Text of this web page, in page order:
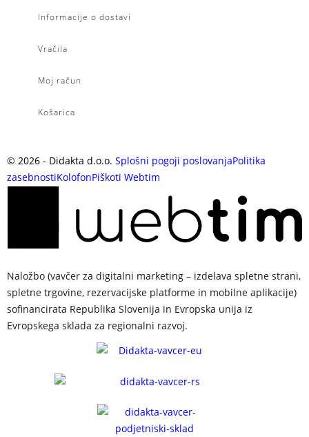
Informacije o dostavi
Vračila
Moj račun
Košarica
© 2026 - Didakta d.o.o. Splošni pogoji poslovanjaPolitika
zasebnostiKolofonPiškoti Webtim
Naložbo (vavčer za digitalni marketing – izdelava spletne strani,
spletne trgovine, rezervacijske platforme in mobilne aplikacije)
sofinancirata Republika Slovenija in Evropska unija iz
Evropskega sklada za regionalni razvoj.